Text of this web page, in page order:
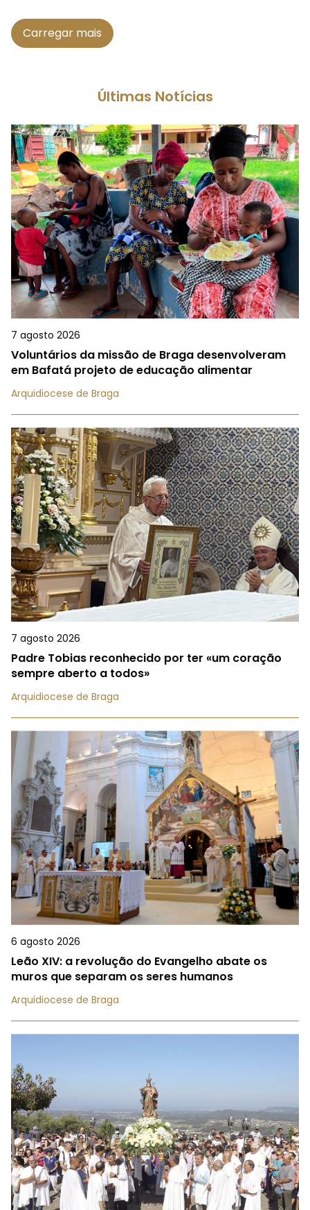
Carregar mais
Últimas Notícias
7 agosto 2026
Voluntários da missão de Braga desenvolveram
em Bafatá projeto de educação alimentar
Arquidiocese de Braga
7 agosto 2026
Padre Tobias reconhecido por ter «um coração
sempre aberto a todos»
Arquidiocese de Braga
6 agosto 2026
Leão XIV: a revolução do Evangelho abate os
muros que separam os seres humanos
Arquidiocese de Braga